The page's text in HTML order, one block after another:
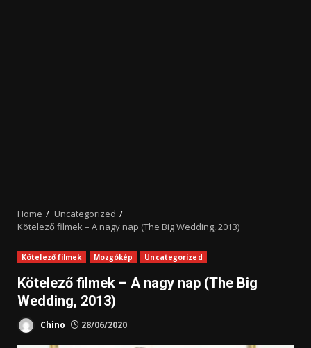
Home
Uncategorized
Kötelező filmek – A nagy nap (The Big Wedding, 2013)
Kötelező filmek Mozgókép Uncategorized
Kötelező filmek – A nagy nap (The Big
Wedding, 2013)
Chino 28/06/2020